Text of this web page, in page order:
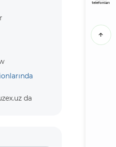
da
telefonları